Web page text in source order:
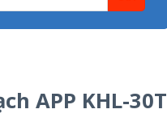
APP KHL-30T